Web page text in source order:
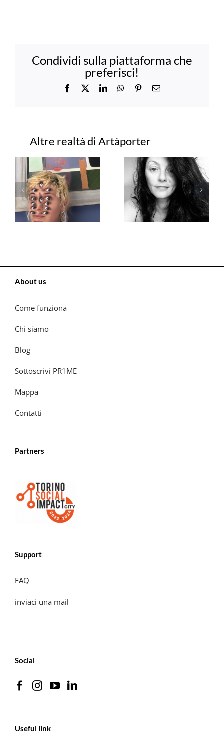
Condividi sulla piattaforma che
preferisci!
Facebook LinkedInWhatsApp
PinterestEmail
Progetti correlati
About us
Come funziona
Chi siamo
Blog
Sottoscrivi PR1ME
Mappa
Contatti
Partners
Support
FAQ
inviaci una mail
Social
Useful link